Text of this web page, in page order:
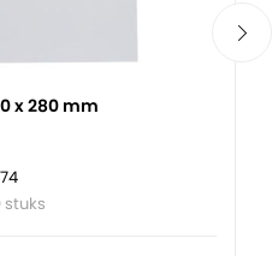
x 280 mm
stuks